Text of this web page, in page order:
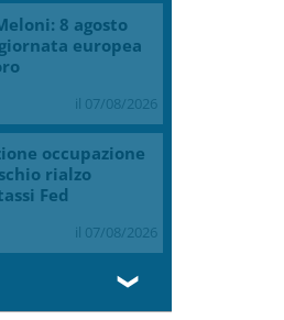
8 agosto
europea
il 07/08/2026
occupazione
rialzo
Fed
il 07/08/2026
❯